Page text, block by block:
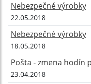
Nebezpečné výrobky
22.05.2018
Nebezpečné výrobky
18.05.2018
Pošta - zmena hodín
23.04.2018